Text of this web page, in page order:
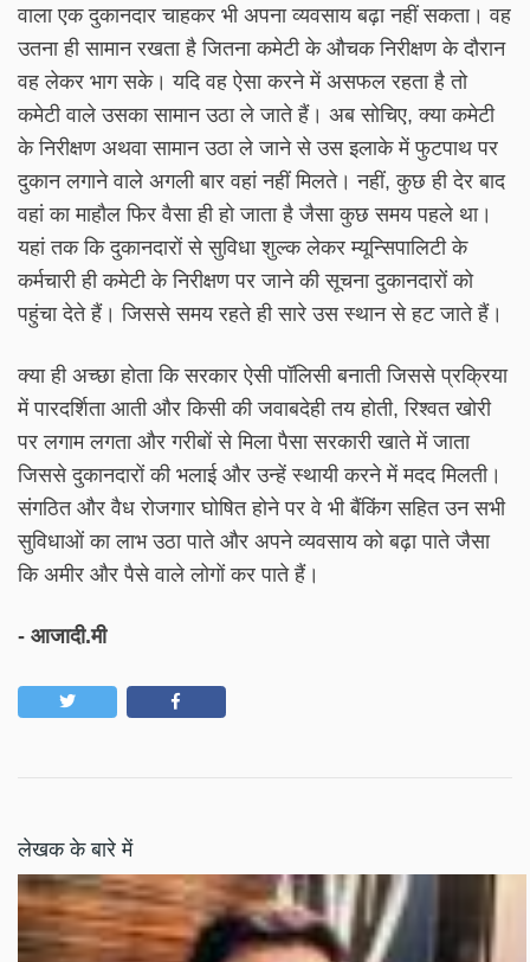
वाला एक दुकानदार चाहकर भी अपना व्यवसाय बढ़ा नहीं सकता। वह
उतना ही सामान रखता है जितना कमेटी के औचक निरीक्षण के दौरान
वह लेकर भाग सके। यदि वह ऐसा करने में असफल रहता है तो
कमेटी वाले उसका सामान उठा ले जाते हैं। अब सोचिए, क्या कमेटी
के निरीक्षण अथवा सामान उठा ले जाने से उस इलाके में फुटपाथ पर
दुकान लगाने वाले अगली बार वहां नहीं मिलते। नहीं, कुछ ही देर बाद
वहां का माहौल फिर वैसा ही हो जाता है जैसा कुछ समय पहले था।
यहां तक कि दुकानदारों से सुविधा शुल्क लेकर म्यून्सिपालिटी के
कर्मचारी ही कमेटी के निरीक्षण पर जाने की सूचना दुकानदारों को
पहुंचा देते हैं। जिससे समय रहते ही सारे उस स्थान से हट जाते हैं।
क्या ही अच्छा होता कि सरकार ऐसी पॉलिसी बनाती जिससे प्रक्रिया
में पारदर्शिता आती और किसी की जवाबदेही तय होती, रिश्वत खोरी
पर लगाम लगता और गरीबों से मिला पैसा सरकारी खाते में जाता
जिससे दुकानदारों की भलाई और उन्हें स्थायी करने में मदद मिलती।
संगठित और वैध रोजगार घोषित होने पर वे भी बैंकिंग सहित उन सभी
सुविधाओं का लाभ उठा पाते और अपने व्यवसाय को बढ़ा पाते जैसा
कि अमीर और पैसे वाले लोगों कर पाते हैं।
- आजादी.मी
लेखक के बारे में